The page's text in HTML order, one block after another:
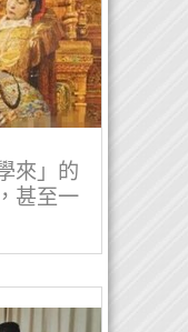
來」的
甚至一